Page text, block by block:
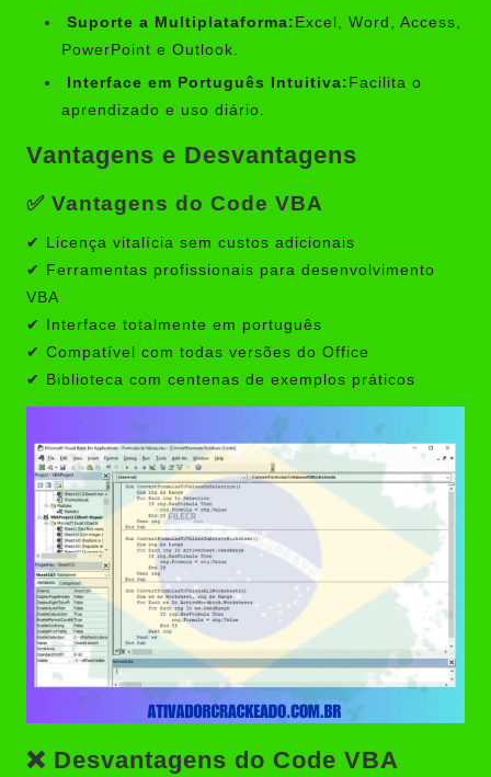
Suporte a Multiplataforma: Excel, Word, Access,
PowerPoint e Outlook.
Interface em Português Intuitiva: Facilita o
aprendizado e uso diário.
Vantagens e Desvantagens
✅ Vantagens do Code VBA
✔ Licença vitalícia sem custos adicionais
✔ Ferramentas profissionais para desenvolvimento
VBA
✔ Interface totalmente em português
✔ Compatível com todas versões do Office
✔ Biblioteca com centenas de exemplos práticos
❌ Desvantagens do Code VBA